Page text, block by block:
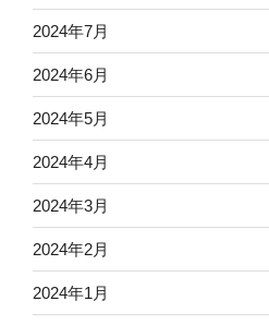
2024年7月
2024年6月
2024年5月
2024年4月
2024年3月
2024年2月
2024年1月